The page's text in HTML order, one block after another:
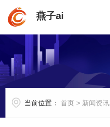
燕子ai
当前位置： 首页 > 新闻资讯